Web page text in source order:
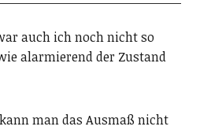
auch ich noch nicht so
alarmierend der Zustand
man das Ausmaß nicht